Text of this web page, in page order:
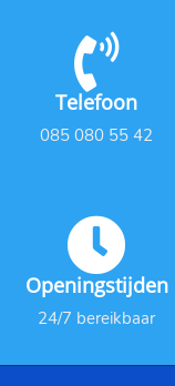

Telefoon
085 080 55 42

Openingstijden
24/7 bereikbaar